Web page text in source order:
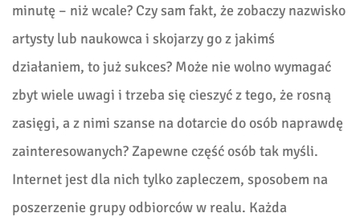
minutę – niż wcale? Czy sam fakt, że zobaczy nazwisko
artysty lub naukowca i skojarzy go z jakimś
działaniem, to już sukces? Może nie wolno wymagać
zbyt wiele uwagi i trzeba się cieszyć z tego, że rosną
zasięgi, a z nimi szanse na dotarcie do osób naprawdę
zainteresowanych? Zapewne część osób tak myśli.
Internet jest dla nich tylko zapleczem, sposobem na
poszerzenie grupy odbiorców w realu. Każda